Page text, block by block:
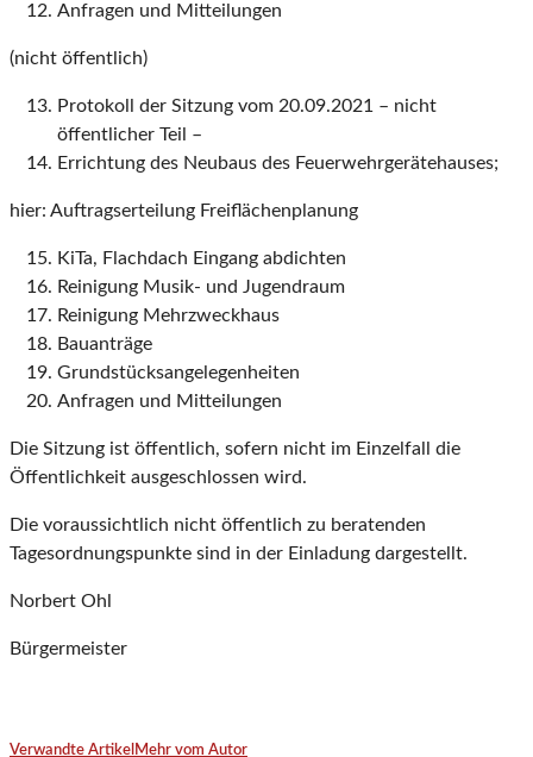
Anfragen und Mitteilungen
(nicht öffentlich)
Protokoll der Sitzung vom 20.09.2021 – nicht
öffentlicher Teil –
Errichtung des Neubaus des Feuerwehrgerätehauses;
hier: Auftragserteilung Freiflächenplanung
KiTa, Flachdach Eingang abdichten
Reinigung Musik- und Jugendraum
Reinigung Mehrzweckhaus
Bauanträge
Grundstücksangelegenheiten
Anfragen und Mitteilungen
Die Sitzung ist öffentlich, sofern nicht im Einzelfall die
Öffentlichkeit ausgeschlossen wird.
Die voraussichtlich nicht öffentlich zu beratenden
Tagesordnungspunkte sind in der Einladung dargestellt.
Norbert Ohl
Bürgermeister
Verwandte Artikel Mehr vom Autor